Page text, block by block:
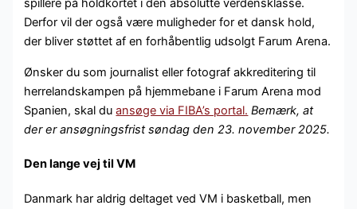
spillere på holdkortet i den absolutte verdensklasse.
Derfor vil der også være muligheder for et dansk hold,
der bliver støttet af en forhåbentlig udsolgt Farum Arena.
Ønsker du som journalist eller fotograf akkreditering til
herrelandskampen på hjemmebane i Farum Arena mod
Spanien, skal duansøge via FIBA’s portal. Bemærk, at
der er ansøgningsfrist søndag den 23. november 2025.
Den lange vej til VM
Danmark har aldrig deltaget ved VM i basketball, men